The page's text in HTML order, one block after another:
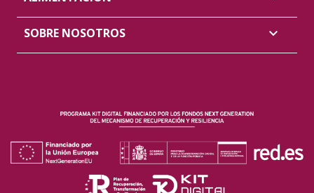
SOBRE NOSOTROS 